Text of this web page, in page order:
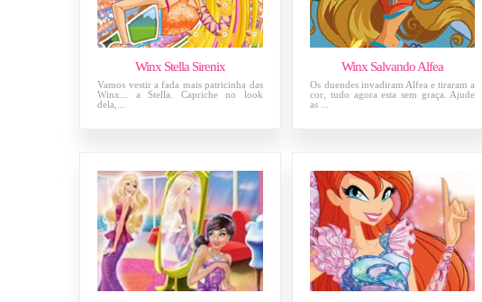
Winx Stella Sirenix
Vamos vestir a fada mais patricinha das
Winx... a Stella. Capriche no look
dela,...
Winx Salvando Alfea
Os duendes invadiram Alfea e tiraram a
cor, tudo agora esta sem graça. Ajude
as ...